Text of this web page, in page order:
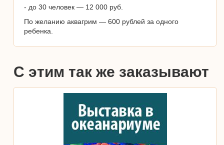
- до 30 человек — 12 000 руб.
По желанию аквагрим — 600 рублей за одного
ребенка.
С этим так же заказывают